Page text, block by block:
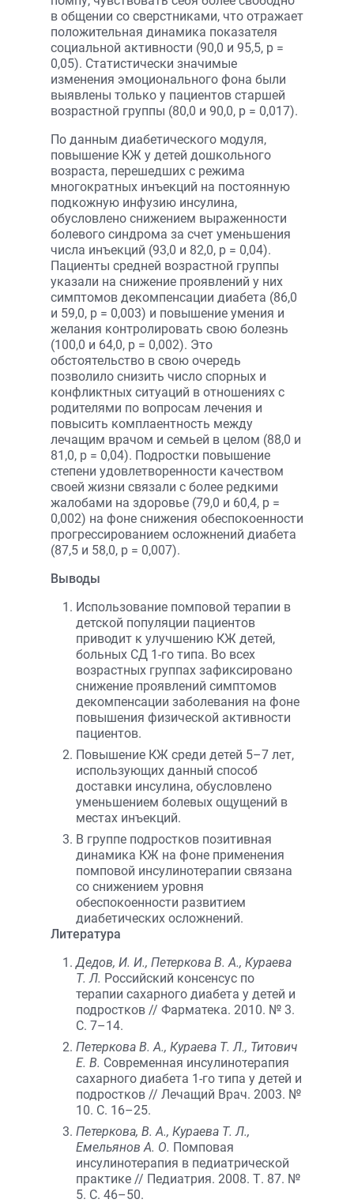
в общении со сверстниками, что отражает
положительная динамика показателя
социальной активности (90,0 и 95,5, р =
0,05). Статистически значимые
изменения эмоционального фона были
выявлены только у пациентов старшей
возрастной группы (80,0 и 90,0, p = 0,017).
По данным диабетического модуля,
повышение КЖ у детей дошкольного
возраста, перешедших с режима
многократных инъекций на постоянную
подкожную инфузию инсулина,
обусловлено снижением выраженности
болевого синдрома за счет уменьшения
числа инъекций (93,0 и 82,0, р = 0,04).
Пациенты средней возрастной группы
указали на снижение проявлений у них
симптомов декомпенсации диабета (86,0
и 59,0, р = 0,003) и повышение умения и
желания контролировать свою болезнь
(100,0 и 64,0, р = 0,002). Это
обстоятельство в свою очередь
позволило снизить число спорных и
конфликтных ситуаций в отношениях с
родителями по вопросам лечения и
повысить комплаентность между
лечащим врачом и семьей в целом (88,0 и
81,0, р = 0,04). Подростки повышение
степени удовлетворенности качеством
своей жизни связали с более редкими
жалобами на здоровье (79,0 и 60,4, p =
0,002) на фоне снижения обеспокоенности
прогрессированием осложнений диабета
(87,5 и 58,0, р = 0,007).
Выводы
Использование помповой терапии в
детской популяции пациентов
приводит к улучшению КЖ детей,
больных СД 1-го типа. Во всех
возрастных группах зафиксировано
снижение проявлений симптомов
декомпенсации заболевания на фоне
повышения физической активности
пациентов.
Повышение КЖ среди детей 5–7 лет,
использующих данный способ
доставки инсулина, обусловлено
уменьшением болевых ощущений в
местах инъекций.
В группе подростков позитивная
динамика КЖ на фоне применения
помповой инсулинотерапии связана
со снижением уровня
обеспокоенности развитием
диабетических осложнений.
Литература
Дедов, И. И., Петеркова В. А., Кураева
Т. Л. Российский консенсус по
терапии сахарного диабета у детей и
подростков // Фарматека. 2010. № 3.
С. 7–14.
Петеркова В. А., Кураева Т. Л., Титович
Е. В. Современная инсулинотерапия
сахарного диабета 1-го типа у детей и
подростков // Лечащий Врач. 2003. №
10. C. 16–25.
Петеркова, В. А., Кураева Т. Л.,
Емельянов А. О. Помповая
инсулинотерапия в педиатрической
практике // Педиатрия. 2008. Т. 87. №
5. С. 46–50.